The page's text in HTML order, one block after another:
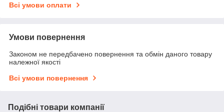
Всі умови оплати
Умови повернення
Законом не передбачено повернення та обмін даного товару
належної якості
Всі умови повернення
Подібні товари компанії